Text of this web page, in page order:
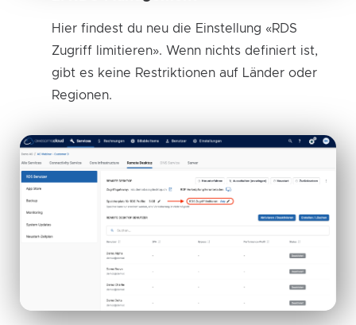
Hier findest du neu die Einstellung «RDS
Zugriff limitieren». Wenn nichts definiert ist,
gibt es keine Restriktionen auf Länder oder
Regionen.